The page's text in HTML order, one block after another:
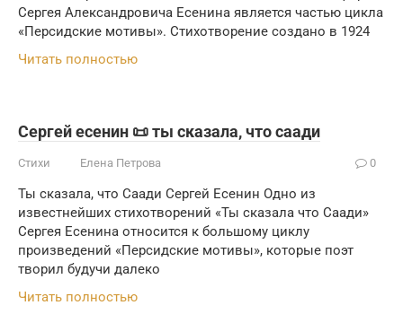
Сергея Александровича Есенина является частью цикла
«Персидские мотивы». Стихотворение создано в 1924
Читать полностью
Сергей есенин 📜 ты сказала, что саади
Стихи Елена Петрова 0
Ты сказала, что Саади Сергей Есенин Одно из
известнейших стихотворений «Ты сказала что Саади»
Сергея Есенина относится к большому циклу
произведений «Персидские мотивы», которые поэт
творил будучи далеко
Читать полностью